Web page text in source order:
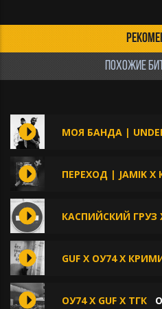
ПОХОЖИЕ
МОЯ БАНДА |
ПЕРЕХОД | JAMIK X
КАСПИЙСКИЙ ГРУЗ
GUF X ОУ74 X
ОУ74 X GUF X ТГК